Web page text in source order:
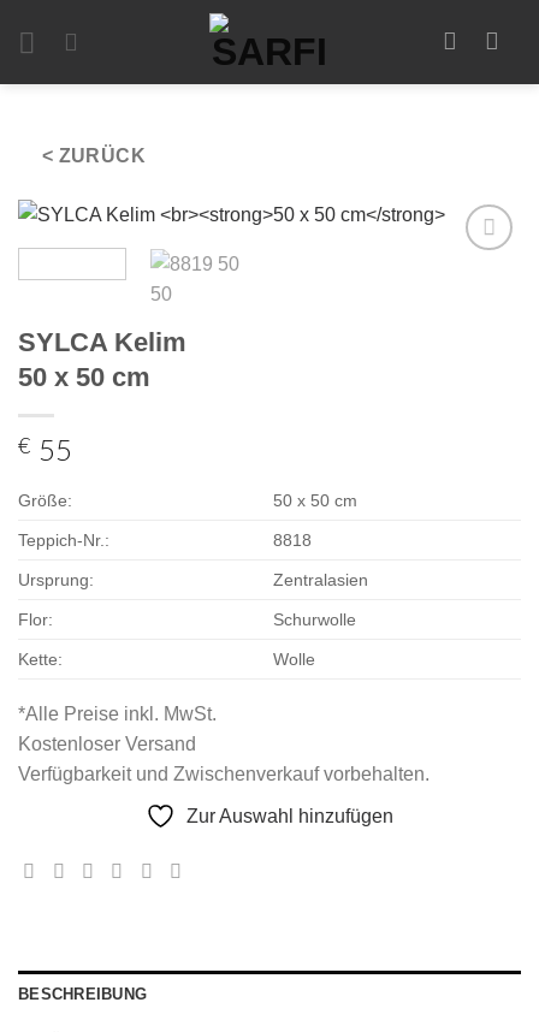
< ZURÜCK
SYLCA Kelim
50 x 50 cm
€ 55
Größe: 50 x 50 cm
Teppich-Nr.: 8818
Ursprung: Zentralasien
Flor: Schurwolle
Kette: Wolle
*Alle Preise inkl. MwSt.
Kostenloser Versand
Verfügbarkeit und Zwischenverkauf vorbehalten.
Zur Auswahl hinzufügen
BESCHREIBUNG